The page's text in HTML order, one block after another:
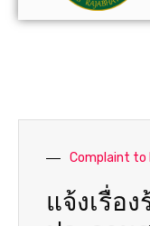
Complaint to
แจ้งเรื่อ